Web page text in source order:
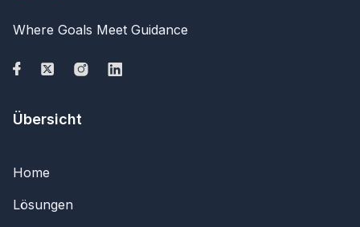
Where Goals Meet Guidance
Übersicht
Home
Lösungen